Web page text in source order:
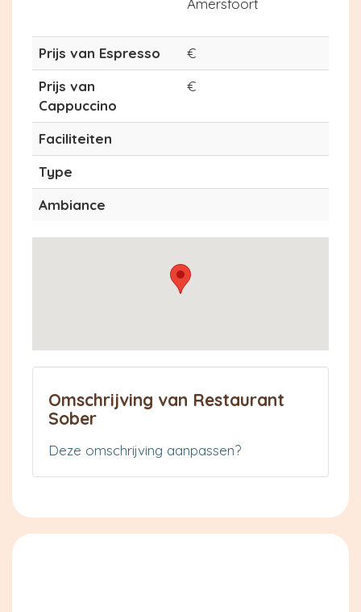
Amersfoort
Prijs van Espresso
€
Prijs van
Cappuccino
€
Faciliteiten
Type
Ambiance
Omschrijving van Restaurant
Sober
Deze omschrijving aanpassen?